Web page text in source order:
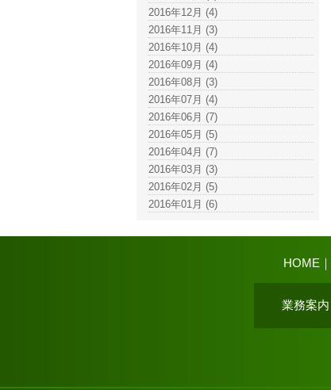
2016年12月 (4)
2016年11月 (3)
2016年10月 (4)
2016年09月 (4)
2016年08月 (3)
2016年07月 (4)
2016年06月 (7)
2016年05月 (5)
2016年04月 (7)
2016年03月 (3)
2016年02月 (5)
2016年01月 (6)
HOME ｜
業務案内